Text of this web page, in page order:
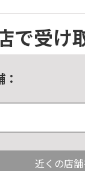
で受け
近くの店